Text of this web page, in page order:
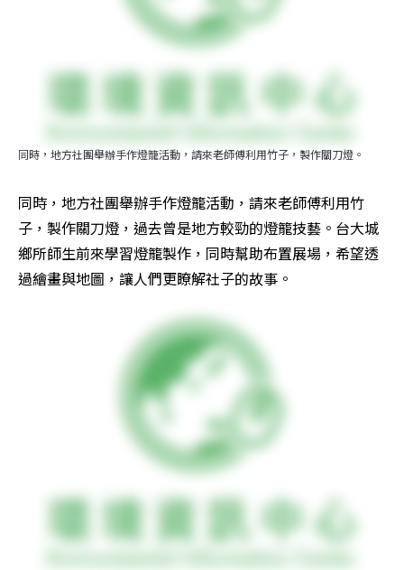
同時，地方社團舉辦手作燈籠活動，請來老師傅利用竹子，製作關刀燈。
同時，地方社團舉辦手作燈籠活動，請來老師傅利用竹
子，製作關刀燈，過去曾是地方較勁的燈籠技藝。台大城
鄉所師生前來學習燈籠製作，同時幫助布置展場，希望透
過繪畫與地圖，讓人們更瞭解社子的故事。